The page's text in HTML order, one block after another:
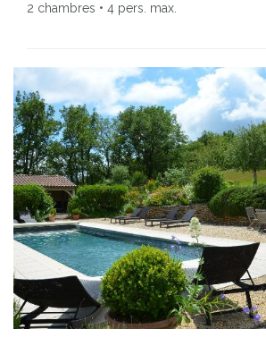
2 chambres • 4 pers. max.